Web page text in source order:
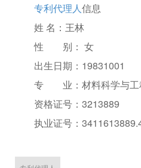
专利代理人信息
姓 名：王林
性 别： 女
出生日期：19831001
专 业：材料科学与工
资格证号：3213889
执业证号：